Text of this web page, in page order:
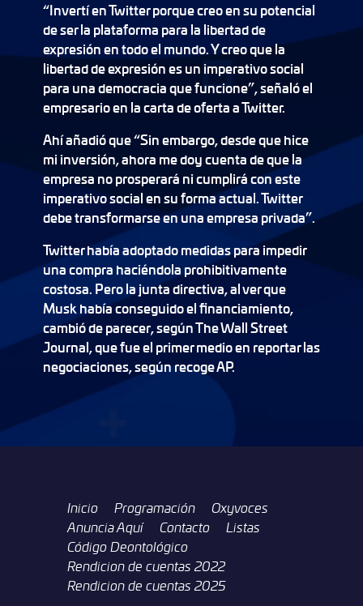
“Invertí en Twitter porque creo en su potencial
de ser la plataforma para la libertad de
expresión en todo el mundo. Y creo que la
libertad de expresión es un imperativo social
para una democracia que funcione”, señaló el
empresario en la carta de oferta a Twitter.
Ahí añadió que “Sin embargo, desde que hice
mi inversión, ahora me doy cuenta de que la
empresa no prosperará ni cumplirá con este
imperativo social en su forma actual. Twitter
debe transformarse en una empresa privada”.
Twitter había adoptado medidas para impedir
una compra haciéndola prohibitivamente
costosa. Pero la junta directiva, al ver que
Musk había conseguido el financiamiento,
cambió de parecer, según The Wall Street
Journal, que fue el primer medio en reportar las
negociaciones, según recoge AP.
Inicio Programación
Oxyvoces
Anuncia Aquí
Contacto
Listas
Código Deontológico
Rendicion de cuentas 2022
Rendicion de cuentas 2025